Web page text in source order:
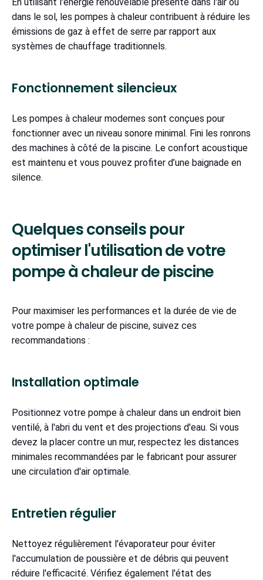
En utilisant l'énergie renouvelable présente dans l'air ou
dans le sol, les pompes à chaleur contribuent à réduire les
émissions de gaz à effet de serre par rapport aux
systèmes de chauffage traditionnels.
Fonctionnement silencieux
Les pompes à chaleur modernes sont conçues pour
fonctionner avec un niveau sonore minimal. Fini les ronrons
des machines à côté de la piscine. Le confort acoustique
est maintenu et vous pouvez profiter d’une baignade en
silence.
Quelques conseils pour
optimiser l'utilisation de votre
pompe à chaleur de piscine
Pour maximiser les performances et la durée de vie de
votre pompe à chaleur de piscine, suivez ces
recommandations :
Installation optimale
Positionnez votre pompe à chaleur dans un endroit bien
ventilé, à l'abri du vent et des projections d'eau. Si vous
devez la placer contre un mur, respectez les distances
minimales recommandées par le fabricant pour assurer
une circulation d'air optimale.
Entretien régulier
Nettoyez régulièrement l'évaporateur pour éviter
l'accumulation de poussière et de débris qui peuvent
réduire l'efficacité. Vérifiez également l'état des